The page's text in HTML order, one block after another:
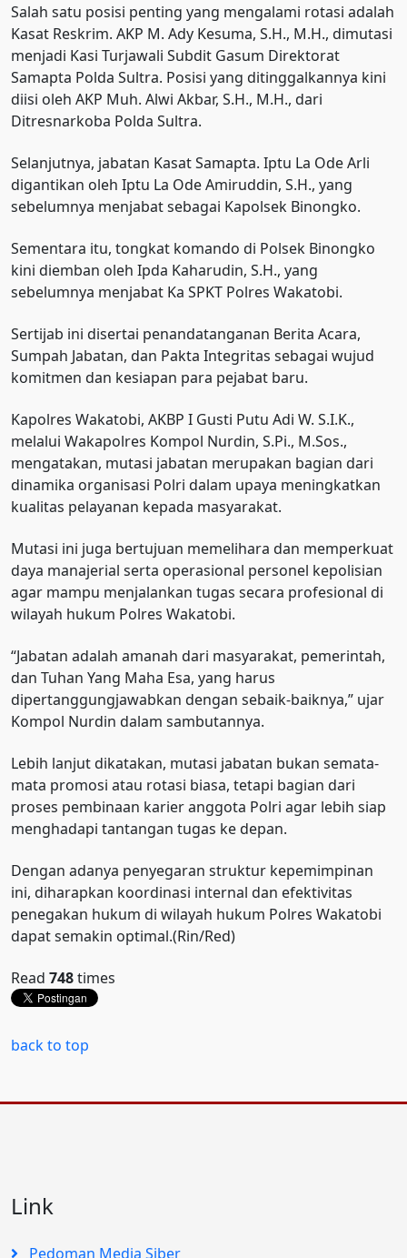
Salah satu posisi penting yang mengalami rotasi adalah
Kasat Reskrim. AKP M. Ady Kesuma, S.H., M.H., dimutasi
menjadi Kasi Turjawali Subdit Gasum Direktorat
Samapta Polda Sultra. Posisi yang ditinggalkannya kini
diisi oleh AKP Muh. Alwi Akbar, S.H., M.H., dari
Ditresnarkoba Polda Sultra.
Selanjutnya, jabatan Kasat Samapta. Iptu La Ode Arli
digantikan oleh Iptu La Ode Amiruddin, S.H., yang
sebelumnya menjabat sebagai Kapolsek Binongko.
Sementara itu, tongkat komando di Polsek Binongko
kini diemban oleh Ipda Kaharudin, S.H., yang
sebelumnya menjabat Ka SPKT Polres Wakatobi.
Sertijab ini disertai penandatanganan Berita Acara,
Sumpah Jabatan, dan Pakta Integritas sebagai wujud
komitmen dan kesiapan para pejabat baru.
Kapolres Wakatobi, AKBP I Gusti Putu Adi W. S.I.K.,
melalui Wakapolres Kompol Nurdin, S.Pi., M.Sos.,
mengatakan, mutasi jabatan merupakan bagian dari
dinamika organisasi Polri dalam upaya meningkatkan
kualitas pelayanan kepada masyarakat.
Mutasi ini juga bertujuan memelihara dan memperkuat
daya manajerial serta operasional personel kepolisian
agar mampu menjalankan tugas secara profesional di
wilayah hukum Polres Wakatobi.
“Jabatan adalah amanah dari masyarakat, pemerintah,
dan Tuhan Yang Maha Esa, yang harus
dipertanggungjawabkan dengan sebaik-baiknya,” ujar
Kompol Nurdin dalam sambutannya.
Lebih lanjut dikatakan, mutasi jabatan bukan semata-
mata promosi atau rotasi biasa, tetapi bagian dari
proses pembinaan karier anggota Polri agar lebih siap
menghadapi tantangan tugas ke depan.
Dengan adanya penyegaran struktur kepemimpinan
ini, diharapkan koordinasi internal dan efektivitas
penegakan hukum di wilayah hukum Polres Wakatobi
dapat semakin optimal.(Rin/Red)
Read 748times
back to top
Link
Pedoman Media Siber